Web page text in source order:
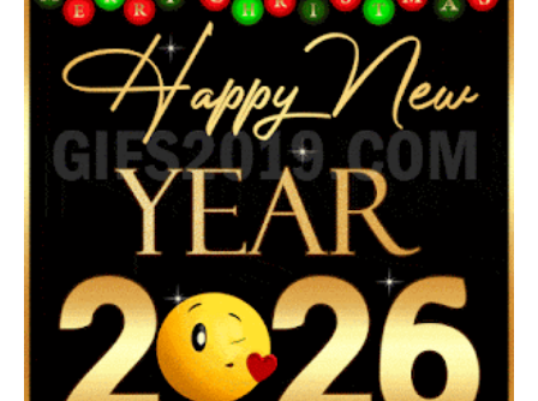
▷ Feliz año nuevo 2026 Familia 【❤️】Frases,
Mensajes y GiF